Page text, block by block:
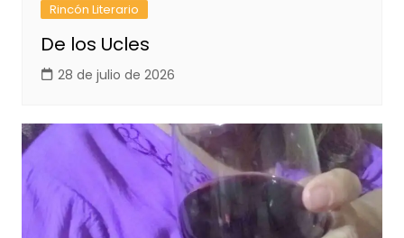
Rincón Literario
De los Ucles
28 de julio de 2026